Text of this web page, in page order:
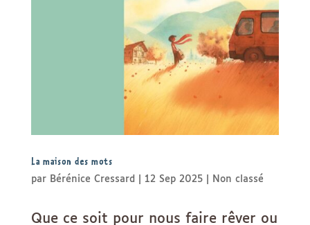
La maison des mots
par Bérénice Cressard 12 Sep 2025| Non classé
Que ce soit pour nous faire rêver ou